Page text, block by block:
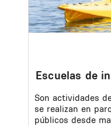
Escuelas de
Son actividades
se realizan en
públicos desde